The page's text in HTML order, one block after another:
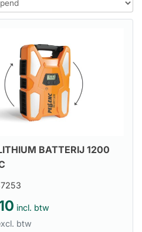
BATTERIJ 1200
incl. btw
btw